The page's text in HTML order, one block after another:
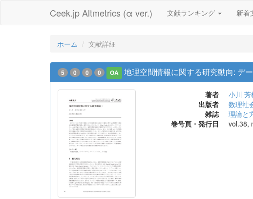
Ceek.jp Altmetrics (α ver.) 文献ランキング 新着
ホーム 文献詳細
5 0 0 0 OA 地理空間情報に関する研究動向: デ
著者
小川 芳
出版者
数理社
雑誌
理論と
巻号頁・発行日
vol.38,